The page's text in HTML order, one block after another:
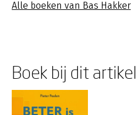
Alle boeken van Bas Hakker
Boek bij dit artikel